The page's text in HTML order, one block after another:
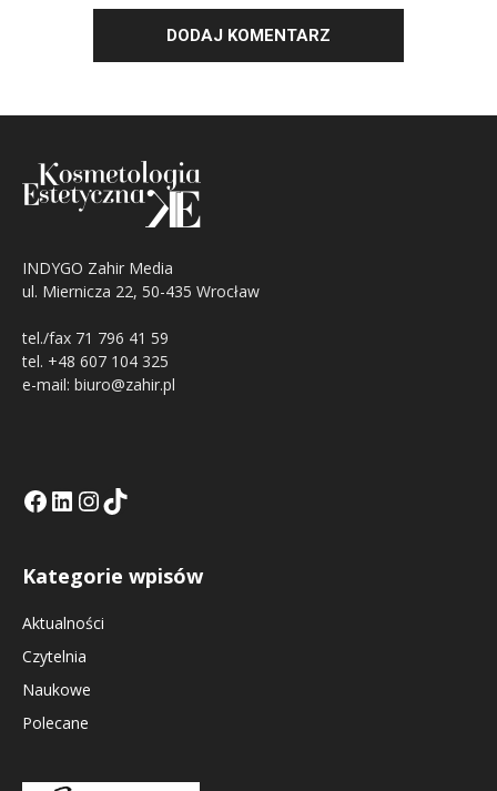
INDYGO Zahir Media
ul. Miernicza 22, 50-435 Wrocław
tel./fax 71 796 41 59
tel. +48 607 104 325
e-mail: biuro@zahir.pl
Facebook
LinkedIn
Tik Tok KEInstagramm KE
Kategorie wpisów
Aktualności
Czytelnia
Naukowe
Polecane